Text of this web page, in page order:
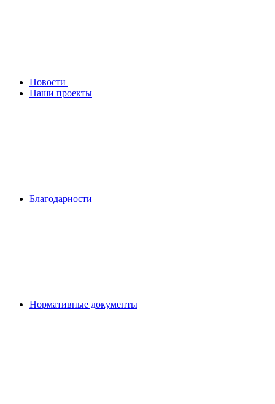
Новости
Наши проекты
Благодарности
Нормативные документы